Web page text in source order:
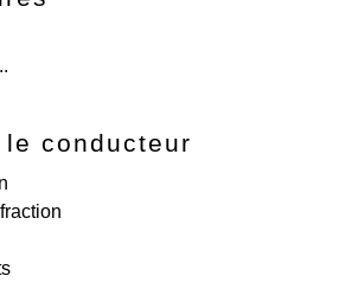
conducteur